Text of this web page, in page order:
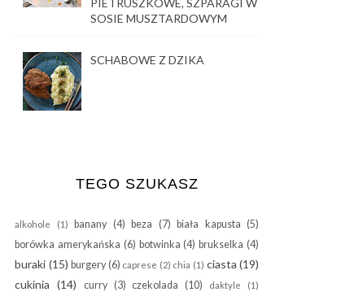
PIETRUSZKOWE, SZPARAGI W
SOSIE MUSZTARDOWYM
SCHABOWE Z DZIKA
TEGO SZUKASZ
alkohole (1) banany (4) beza (7) biała kapusta (5)
borówka amerykańska (6) botwinka (4) brukselka (4)
buraki (15) burgery(6) caprese (2) chia (1) ciasta (19)
cukinia (14) curry (3) czekolada (10) daktyle (1)